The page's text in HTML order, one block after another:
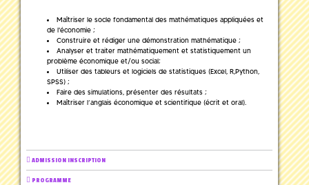
Maîtriser le socle fondamental des mathématiques appliquées et
de l'économie ;
Construire et rédiger une démonstration mathématique ;
Analyser et traiter mathématiquement et statistiquement un
problème économique et/ou social;
Utiliser des tableurs et logiciels de statistiques (Excel, R,Python,
SPSS) ;
Faire des simulations, présenter des résultats ;
Maîtriser l’anglais économique et scientifique (écrit et oral).
ADMISSION INSCRIPTION
PROGRAMME